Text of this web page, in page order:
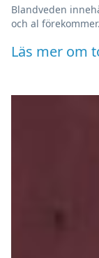
Blandveden
och al förekommer.
Läs mer om